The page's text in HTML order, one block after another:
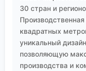
Компании,
бизнес не на
применения, как
Материалыс их
промышленность
компаниями,
30 стран и
квадратных
уникальный
позволяющую
производства и